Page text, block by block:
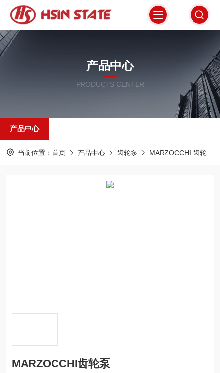
产品中心
PRODUCTS CENTER
产品中心
当前位置： 首页 产品中心 齿轮泵 MARZOCCHI 齿轮泵
MARZOCCHI齿轮泵